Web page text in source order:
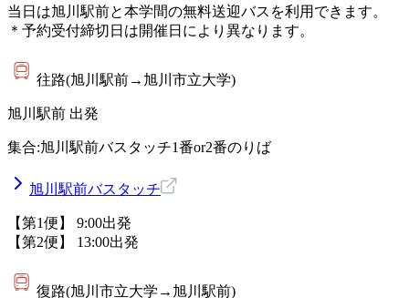
当日は旭川駅前と本学間の無料送迎バスを利用できます。
＊予約受付締切日は開催日により異なります。
往路(旭川駅前→旭川市立大学)
旭川駅前 出発
集合:旭川駅前バスタッチ1番or2番のりば
旭川駅前バスタッチ
【第1便】
9:00出発
【第2便】
13:00出発
復路(旭川市立大学→旭川駅前)